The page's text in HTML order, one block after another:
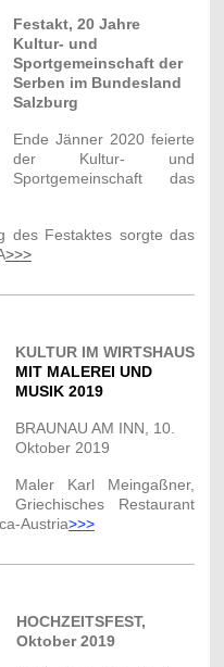
Festakt, 20 Jahre
Kultur- und
Sportgemeinschaft der
Serben im Bundesland
Salzburg
Ende Jänner 2020 feierte
der Kultur- und
Sportgemeinschaft das
des Festaktes sorgte das
>>>
KULTUR IM WIRTSHAUS
MIT MALEREI UND
MUSIK 2019
BRAUNAU AM INN, 10.
Oktober 2019
Maler Karl Meingaßner,
Griechisches Restaurant
Austria>>>
HOCHZEITSFEST,
Oktober 2019